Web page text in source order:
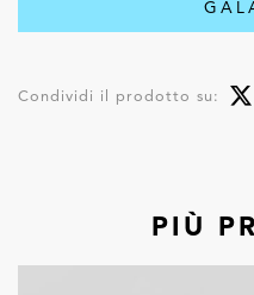
Condividi il prodotto su:
PIÙ